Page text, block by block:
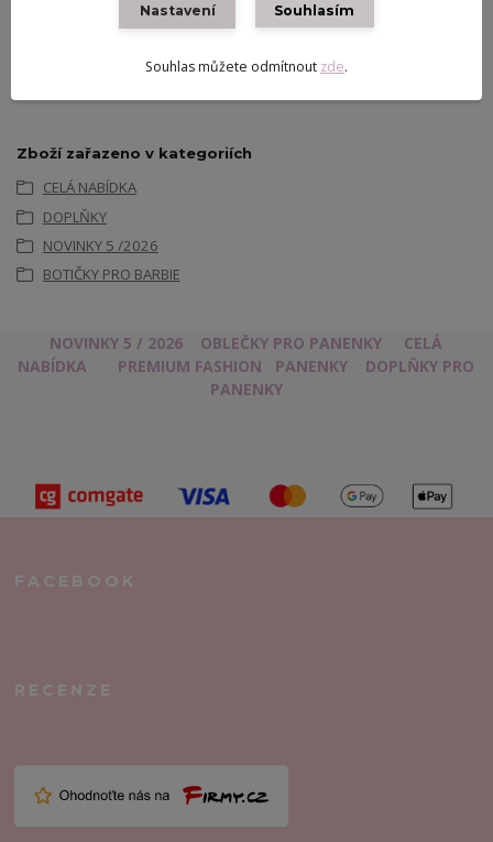
Původ zboží
Zboží zařazeno v kategoriích
CELÁ NABÍDKA
DOPLŇKY
NOVINKY 5 /2026
BOTIČKY PRO BARBIE
NOVINKY 5 / 2026 OBLEČKY PRO PANENKY
CELÁ
NABÍDKA
PREMIUM FASHION PANENKY
DOPLŇKY PRO
PANENKY
FACEBOOK
RECENZE
Nastavení Souhlasím
Souhlas můžete odmítnout zde.